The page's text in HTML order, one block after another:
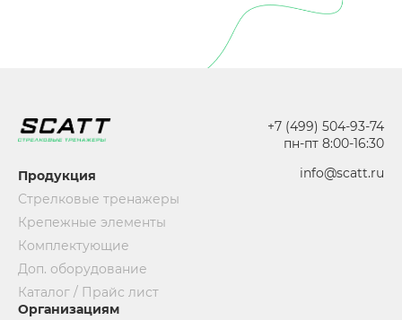
Продукция
Стрелковые тренажеры
Крепежные элементы
Комплектующие
Доп. оборудование
Каталог / Прайс лист
Организациям
+7 (499) 504-93-74
пн-пт 8:00-16:30
info@scatt.ru